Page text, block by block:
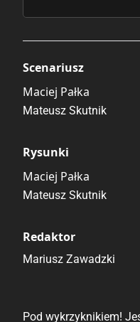
Scenariusz
Maciej Pałka
Mateusz Skutnik
Rysunki
Maciej Pałka
Mateusz Skutnik
Redaktor
Mariusz Zawadzki
Pod wykrzyknikiem!